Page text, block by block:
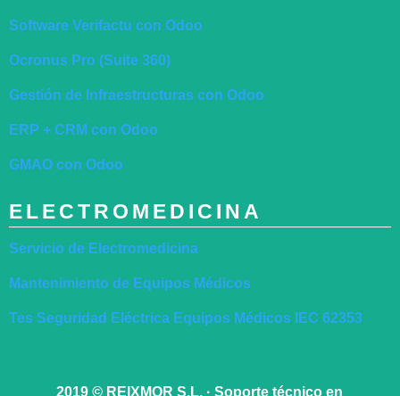
Software Verifactu con Odoo
Ocronus Pro (Suite 360)
Gestión de Infraestructuras con Odoo
ERP + CRM con Odoo
GMAO con Odoo
ELECTROMEDICINA
Servicio de Electromedicina
Mantenimiento de Equipos Médicos
Tes Seguridad Eléctrica Equipos Médicos IEC 62353
2019© REIXMOR S.L. · Soporte técnico en